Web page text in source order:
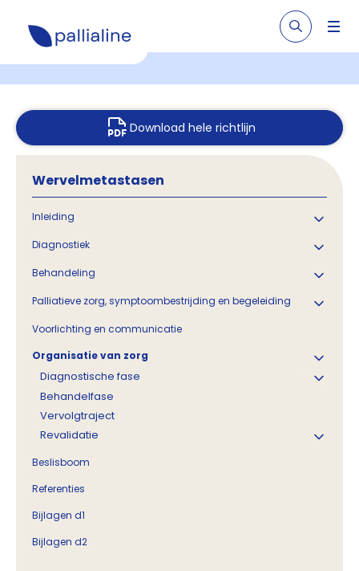
Download hele richtlijn
Wervelmetastasen
Inleiding
Diagnostiek
Behandeling
Palliatieve zorg, symptoombestrijding en begeleiding
Voorlichting en communicatie
Organisatie van zorg
Diagnostische fase
Behandelfase
Vervolgtraject
Revalidatie
Beslisboom
Referenties
Bijlagen d1
Bijlagen d2